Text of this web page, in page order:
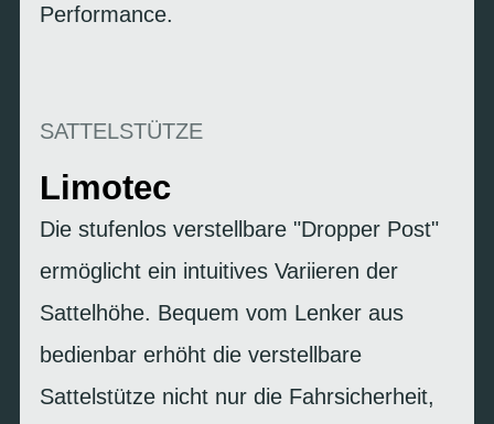
Performance.
SATTELSTÜTZE
Limotec
Die stufenlos verstellbare "Dropper Post"
ermöglicht ein intuitives Variieren der
Sattelhöhe. Bequem vom Lenker aus
bedienbar erhöht die verstellbare
Sattelstütze nicht nur die Fahrsicherheit,